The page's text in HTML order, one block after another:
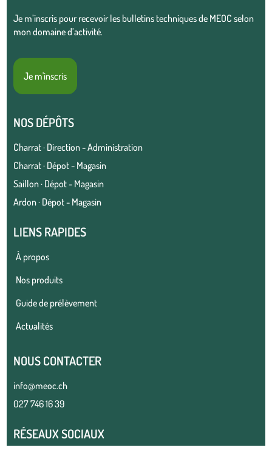
Je m’inscris pour recevoir les bulletins techniques de MEOC selon
mon domaine d’activité.
Je m'inscris
NOS DÉPÔTS
Charrat · Direction - Administration
Charrat · Dépot - Magasin
Saillon · Dépot - Magasin
Ardon · Dépot - Magasin
LIENS RAPIDES
À propos
Nos produits
Guide de prélèvement
Actualités
NOUS CONTACTER
info@meoc.ch
027 746 16 39
RÉSEAUX SOCIAUX